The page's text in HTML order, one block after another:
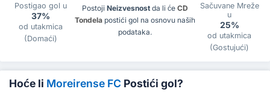
Postigao gol u
37%
od utakmica
(Domaći)
Postoji Neizvesnost da li će CD
Tondela postići gol na osnovu naših
podataka.
Sačuvane Mreže
u
25%
od utakmica
(Gostujući)
Hoće li Moreirense FC Postići gol?